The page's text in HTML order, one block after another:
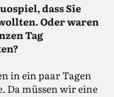
dass Sie
Oder waren
Tag
in ein paar Tagen
Da müssen wir eine